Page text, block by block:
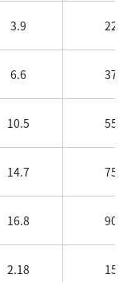
3.9 22
6.6 37
10.5 55
14.7 75
16.8 90
2.18 15